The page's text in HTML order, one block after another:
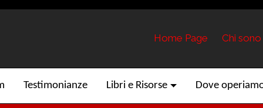
Home Page Chi sono
Testimonianze Libri e Risorse Dove